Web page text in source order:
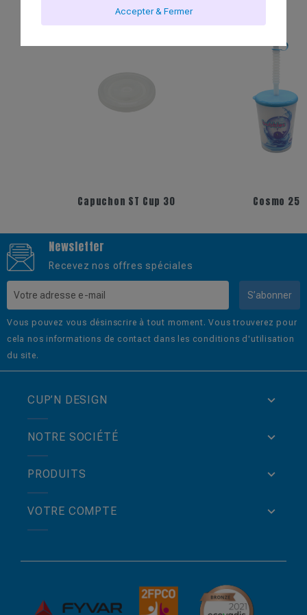
Capuchon ST Cup 30
Newsletter
Recevez nos offres spéciales
S’abonner
Vous pouvez vous désinscrire à tout moment. Vous trouverez pour
cela nos informations de contact dans les conditions d'utilisation
du site.
CUP’N DESIGN
NOTRE SOCIÉTÉ
PRODUITS
VOTRE COMPTE
Accepter & Fermer